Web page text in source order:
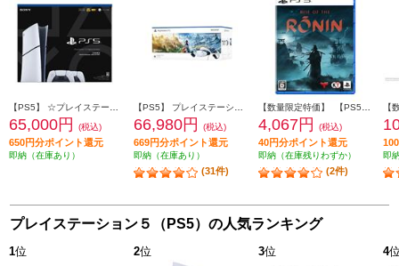
65,000円 (税込)
650円分ポイント還元
即納（在庫あり）
66,980円 (税込)
669円分ポイント還元
即納（在庫あり）
(31件)
4,067円 (税込)
40円分ポイント還元
即納（在庫残りわずか）
(2件)
即
プレイステーション５（PS5）の人気ランキング
1位 2位 3位 4